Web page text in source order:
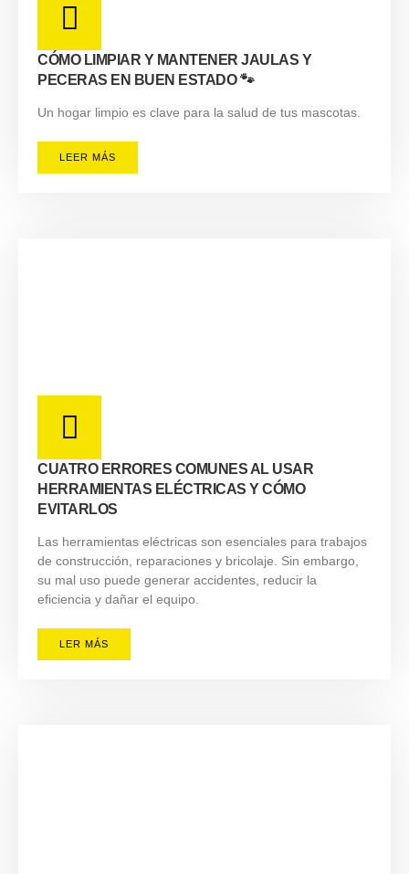
CÓMO LIMPIAR Y MANTENER JAULAS Y
PECERAS EN BUEN ESTADO 🐾
Un hogar limpio es clave para la salud de tus mascotas.
LEER MÁS
CUATRO ERRORES COMUNES AL USAR
HERRAMIENTAS ELÉCTRICAS Y CÓMO
EVITARLOS
Las herramientas eléctricas son esenciales para trabajos
de construcción, reparaciones y bricolaje. Sin embargo,
su mal uso puede generar accidentes, reducir la
eficiencia y dañar el equipo.
LER MÁS